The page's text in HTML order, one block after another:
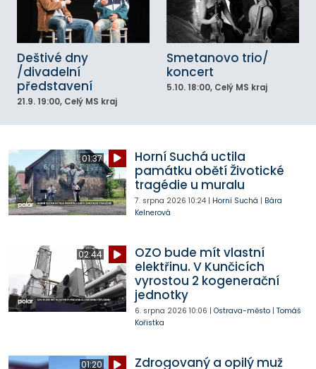
Deštivé dny
/divadelní
představení
21.9. 19:00, Celý MS kraj
Smetanovo trio/
koncert
5.10. 18:00, Celý MS kraj
01:37
Horní Suchá uctila
památku obětí Životické
tragédie u muralu
7. srpna 2026 10:24| Horní Suchá | Bára
Kelnerová
02:44
OZO bude mít vlastní
elektřinu. V Kunčicích
vyrostou 2 kogenerační
jednotky
6. srpna 2026 10:06 | Ostrava-město| Tomáš
Kořistka
01:20
Zdrogovaný a opilý muž